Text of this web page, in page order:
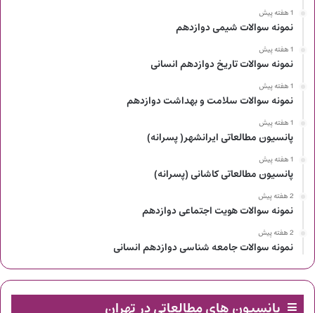
1 هفته پیش
نمونه سوالات شیمی دوازدهم
1 هفته پیش
نمونه سوالات تاریخ دوازدهم انسانی
1 هفته پیش
نمونه سوالات سلامت و بهداشت دوازدهم
1 هفته پیش
پانسیون مطالعاتی ایرانشهر( پسرانه)
1 هفته پیش
پانسیون مطالعاتی کاشانی (پسرانه)
2 هفته پیش
نمونه سوالات هویت اجتماعی دوازدهم
2 هفته پیش
نمونه سوالات جامعه شناسی دوازدهم انسانی